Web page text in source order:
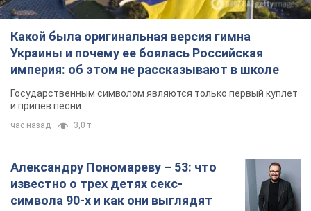
Какой была оригинальная версия гимна
Украины и почему ее боялась Российская
империя: об этом не рассказывают в школе
Государственным символом являются только первый куплет
и припев песни
час назад 3,0 т.
Александру Пономареву – 53: что
известно о трех детях секс-
символа 90-х и как они выглядят